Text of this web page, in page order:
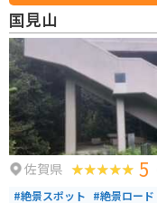
国見山
佐賀県 5
#絶景スポット #絶景ロード